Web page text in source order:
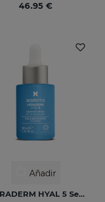
46.95 €
Añadir
HIDRADERM HYAL 5 Serum